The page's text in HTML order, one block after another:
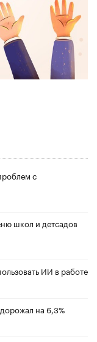
с
школ и детсадов
ИИ в работе
на 6,3%